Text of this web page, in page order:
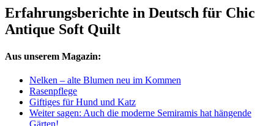
Erfahrungsberichte in Deutsch für Chic
Antique Soft Quilt
Aus unserem Magazin:
Nelken – alte Blumen neu im Kommen
Rasenpflege
Giftiges für Hund und Katz
Weiter sagen: Auch die moderne Semiramis hat hängende
Gärten!